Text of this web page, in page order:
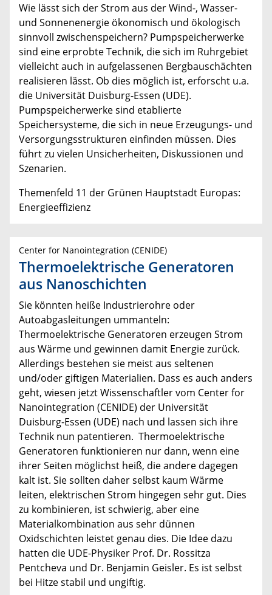
Wie lässt sich der Strom aus der Wind-, Wasser-
und Sonnenenergie ökonomisch und ökologisch
sinnvoll zwischenspeichern? Pumpspeicherwerke
sind eine erprobte Technik, die sich im Ruhrgebiet
vielleicht auch in aufgelassenen Bergbauschächten
realisieren lässt. Ob dies möglich ist, erforscht u.a.
die Universität Duisburg-Essen (UDE).
Pumpspeicherwerke sind etablierte
Speichersysteme, die sich in neue Erzeugungs- und
Versorgungsstrukturen einfinden müssen. Dies
führt zu vielen Unsicherheiten, Diskussionen und
Szenarien.
Themenfeld 11 der Grünen Hauptstadt Europas:
Energieeffizienz
Center for Nanointegration (CENIDE)
Thermoelektrische Generatoren
aus Nanoschichten
Sie könnten heiße Industrierohre oder
Autoabgasleitungen ummanteln:
Thermoelektrische Generatoren erzeugen Strom
aus Wärme und gewinnen damit Energie zurück.
Allerdings bestehen sie meist aus seltenen
und/oder giftigen Materialien. Dass es auch anders
geht, wiesen jetzt Wissenschaftler vom Center for
Nanointegration (CENIDE) der Universität
Duisburg-Essen (UDE) nach und lassen sich ihre
Technik nun patentieren. Thermoelektrische
Generatoren funktionieren nur dann, wenn eine
ihrer Seiten möglichst heiß, die andere dagegen
kalt ist. Sie sollten daher selbst kaum Wärme
leiten, elektrischen Strom hingegen sehr gut. Dies
zu kombinieren, ist schwierig, aber eine
Materialkombination aus sehr dünnen
Oxidschichten leistet genau dies. Die Idee dazu
hatten die UDE-Physiker Prof. Dr. Rossitza
Pentcheva und Dr. Benjamin Geisler. Es ist selbst
bei Hitze stabil und ungiftig.